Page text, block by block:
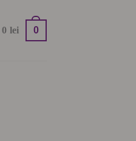
0 lei 0